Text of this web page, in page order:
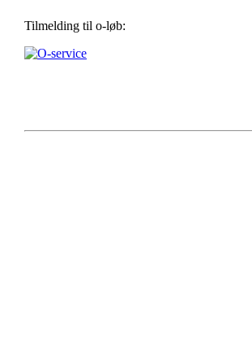
Tilmelding til o-løb: